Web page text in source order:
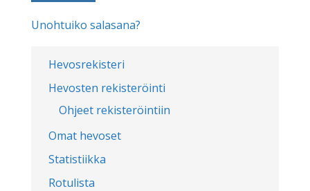
Hevosrekisteri
Hevosten rekisteröinti
Ohjeet rekisteröintiin
Omat hevoset
Statistiikka
Rotulista
Unohtuiko salasana?